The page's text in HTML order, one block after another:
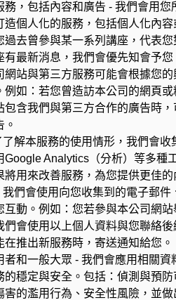
務，包括內容和廣告 - 我們會用您
造個人化的服務，包括個人化內
過去曾參與某一系列講座，代表
有最新消息，我們會優先知會予您
網站與第三方服務可能會根據您
例如：若您曾造訪本公司的網頁
包含我們與第三方合作的廣告時
解本服務的使用情形，我們會收
Google Analytics（分析）等多種
將用來改善服務，為您提供更佳的
們會使用向您收集到的電子郵件
互動。例如：您若參與本公司網
們會使用以上個人資料與您聯絡
在推出新服務時，寄送通知給您。
者和一般大眾 - 我們會應用相關資
的穩定與安全。包括：偵測與預
害的濫用行為、安全性風險，並